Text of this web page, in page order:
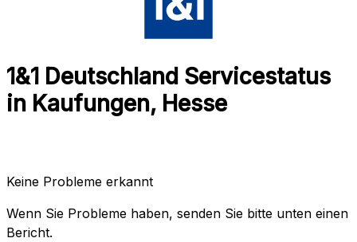
1&1 Deutschland Servicestatus
in Kaufungen, Hesse
Keine Probleme erkannt
Wenn Sie Probleme haben, senden Sie bitte unten einen
Bericht.